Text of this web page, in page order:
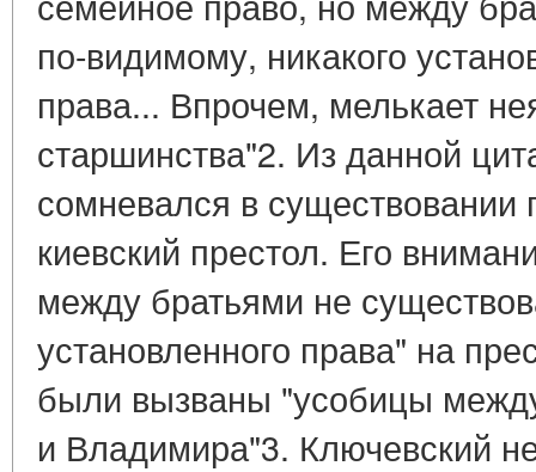
по-видимому, никакого
права... Впрочем, мелькает
старшинства"2. Из данной
сомневался в существовании
киевский престол. Его
между братьями не
установленного права" на
были вызваны "усобицы
и Владимира"3. Ключевский